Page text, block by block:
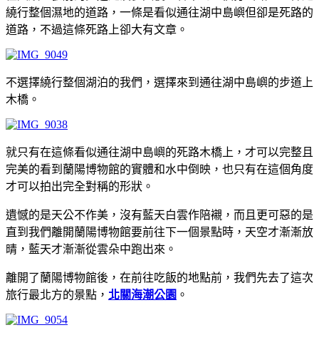
繞行整個濕地的道路，一條是看似通往湖中島嶼但卻是死路的
道路，不過這條死路上卻大有文章。
不選擇繞行整個湖泊的我們，選擇來到通往湖中島嶼的步道上
木橋。
就只有在這條看似通往湖中島嶼的死路木橋上，才可以完整且
完美的看到蘭陽博物館的實體和水中倒映，也只有在這個角度
才可以拍出完全對稱的形狀。
遺憾的是天公不作美，沒有藍天白雲作陪襯，而且更可惡的是
直到我們離開蘭陽博物館要前往下一個景點時，天空才漸漸放
晴，藍天才漸漸從雲朵中跑出來。
離開了蘭陽博物館後，在前往吃飯的地點前，我們先去了這次
旅行最北方的景點， 北關海潮公園 。